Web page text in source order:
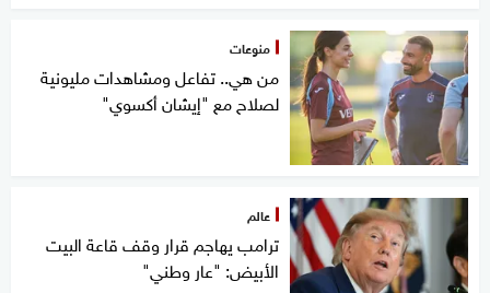
منوعات
من هي.. تفاعل ومشاهدات مليونية
لصلاح مع "إيشان أكسوي"
عالم
ترامب يهاجم قرار وقف قاعة البيت
الأبيض: "عار وطني"